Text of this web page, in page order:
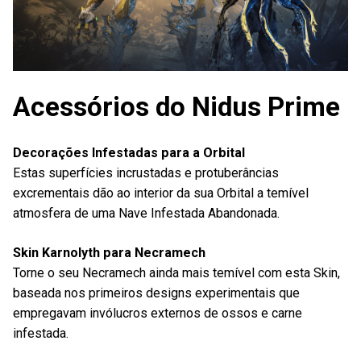
Acessórios do Nidus Prime
Decorações Infestadas para a Orbital
Estas superfícies incrustadas e protuberâncias
excrementais dão ao interior da sua Orbital a temível
atmosfera de uma Nave Infestada Abandonada.
Skin Karnolyth para Necramech
Torne o seu Necramech ainda mais temível com esta Skin,
baseada nos primeiros designs experimentais que
empregavam invólucros externos de ossos e carne
infestada.